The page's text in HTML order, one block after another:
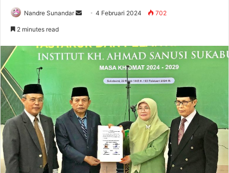
Nandre Sunandar
Send4 Februari 2024 702
2 minutes read